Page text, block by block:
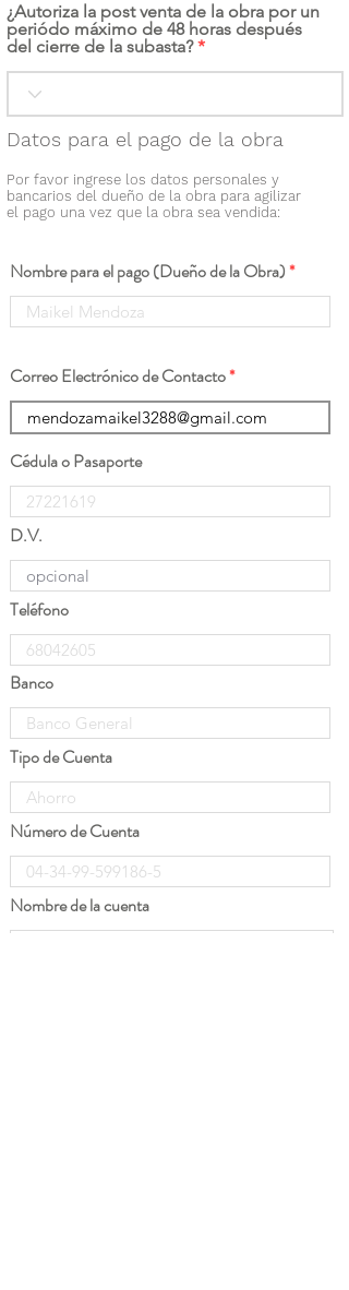
¿Autoriza la post venta de la obra por un
periódo máximo de 48 horas después
del cierre de la subasta?
Datos para el pago de la obra
Por favor ingrese los datos personales y
bancarios del dueño de la obra para agilizar
el pago una vez que la obra sea vendida:
Nombre para el pago (Dueño de la Obra)
Correo Electrónico de Contacto
Cédula o Pasaporte
D.V.
Teléfono
Banco
Tipo de Cuenta
Número de Cuenta
Nombre de la cuenta